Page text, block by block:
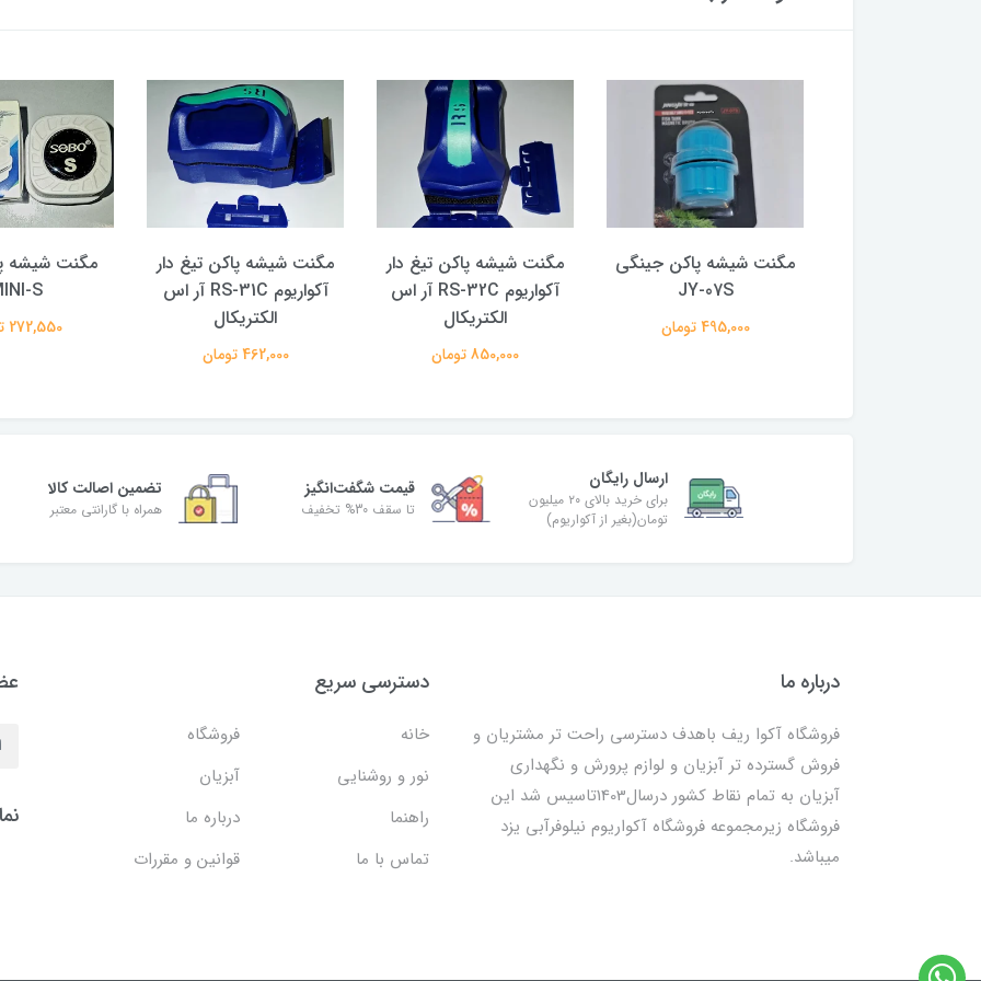
مگنت شیشه پاکن جینگی
JY-07S
495,000 تومان
مگنت شیشه پاکن تیغ دار
آکواریوم RS-32C آر اس
الکتریکال
850,000 تومان
مگنت شیشه پاکن تیغ دار
آکواریوم RS-31C آر اس
الکتریکال
462,000 تومان
مگنت شیشه
S
272,550 تومان
ارسال رایگان
برای خرید بالای ۲۰ میلیون
تومان(بغیر از آکواریوم)
قیمت شگفت‌انگیز
تا سقف 30% تخفیف
تضمین اصالت کالا
همراه با گارانتی معتبر
درباره ما
فروشگاه آکوا ریف باهدف دسترسی راحت تر مشتریان و
فروش گسترده تر آبزیان و لوازم پرورش و نگهداری
آبزیان به تمام نقاط کشور درسال1403تاسیس شد این
فروشگاه زیرمجموعه فروشگاه آکواریوم نیلوفرآبی یزد
میباشد.
دسترسی سریع
خانه
فروشگاه
نور و روشنایی
آبزیان
راهنما
درباره ما
تماس با ما
قوانین و مقررات